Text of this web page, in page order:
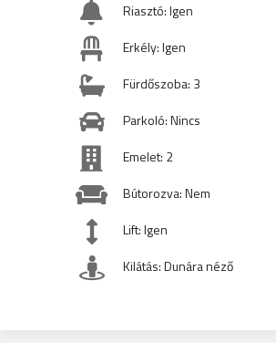
Riasztó: Igen
Erkély: Igen
Fürdőszoba: 3
Parkoló: Nincs
Emelet: 2
Bútorozva: Nem
Lift: Igen
Kilátás: Dunára néző